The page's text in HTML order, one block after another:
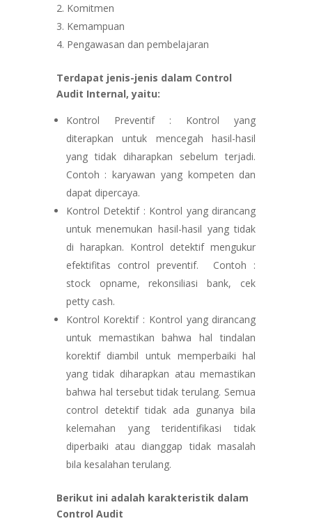
Komitmen
Kemampuan
Pengawasan dan pembelajaran
Terdapat jenis-jenis dalam Control
Audit Internal, yaitu:
Kontrol Preventif : Kontrol yang
diterapkan untuk mencegah hasil-hasil
yang tidak diharapkan sebelum terjadi.
Contoh : karyawan yang kompeten dan
dapat dipercaya.
Kontrol Detektif : Kontrol yang dirancang
untuk menemukan hasil-hasil yang tidak
di harapkan. Kontrol detektif mengukur
efektifitas control preventif. Contoh :
stock opname, rekonsiliasi bank, cek
petty cash.
Kontrol Korektif : Kontrol yang dirancang
untuk memastikan bahwa hal tindalan
korektif diambil untuk memperbaiki hal
yang tidak diharapkan atau memastikan
bahwa hal tersebut tidak terulang. Semua
control detektif tidak ada gunanya bila
kelemahan yang teridentifikasi tidak
diperbaiki atau dianggap tidak masalah
bila kesalahan terulang.
Berikut ini adalah karakteristik dalam
Control Audit